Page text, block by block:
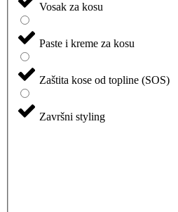
Vosak za kosu
Paste i kreme za kosu
Zaštita kose od topline (SOS)
Završni styling